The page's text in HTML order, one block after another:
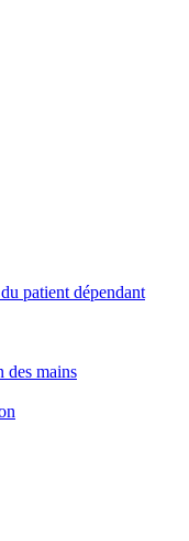
patient dépendant
des mains